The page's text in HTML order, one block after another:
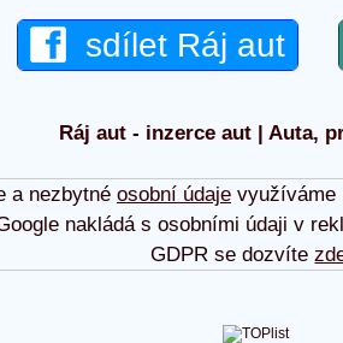
sdílet Ráj aut
Ráj aut - inzerce aut | Auta,
a nezbytné osobní údajevyužíváme
nakládá s osobními údaji v
GDPR se dozvíte